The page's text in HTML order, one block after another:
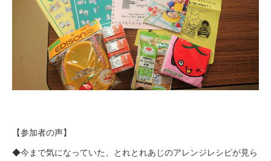
【参加者の声】
◆今まで気になっていた、とれとれあじのアレンジレシピが見ら